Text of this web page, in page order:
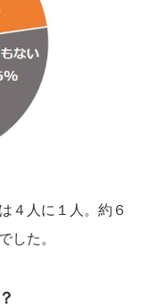
４人に１人。約６
した。